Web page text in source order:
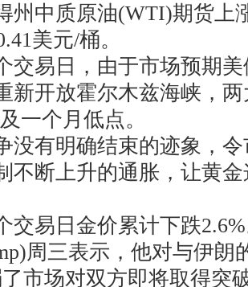
中质原油(WTI)期货上
美元/桶。
易日，由于市场预期美
新开放霍尔木兹海峡，
一个月低点。
有明确结束的迹象，令
不断上升的通胀，让黄
易日金价累计下跌2.6%
周三表示，他对与伊朗
市场对双方即将取得突